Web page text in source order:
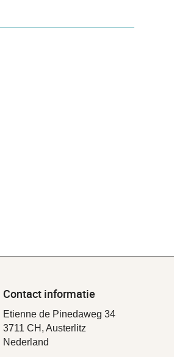
Contact informatie
Etienne de Pinedaweg 34
3711 CH, Austerlitz
Nederland